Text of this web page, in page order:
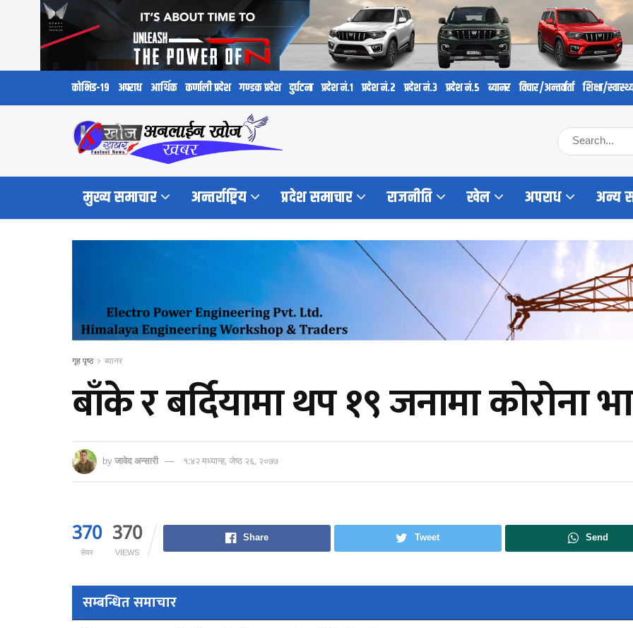
कोभिड-१९ अपराध आर्थिक कर्णाली प्रदेश गण्डक प्रदेश दुर्घटना प्रदेश नं.१ प्रदेश नं.२ प्रदेश नं.३ प्रदेश नं.५ ब्यानर विचार/अन्तर्वार्ता शिक्षा/
मुख्य समाचार अन्तर्राष्ट्रिय प्रदेश समाचार राजनीति खेल अपराध अन्य
गृह पृष्ठ ब्यानर
बाँके र बर्दियामा थप १९ जनामा कोरोना
byजावेद अन्सारी १:४२ मध्यान्ह, जेष्ठ २६, २०७७
370
सेयर
370
VIEWS
Share Tweet Send
सम्बन्धित समाचार